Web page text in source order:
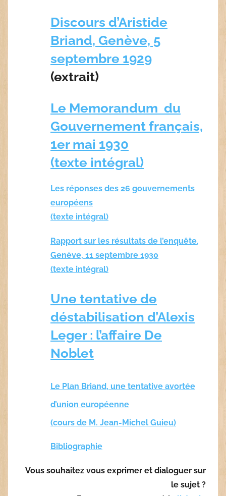
Discours d’Aristide
Briand, Genève, 5
septembre 1929
(extrait)
Le Memorandum du
Gouvernement français,
1er mai 1930
(texte intégral)
Les réponses des 26 gouvernements
européens
(texte intégral)
Rapport sur les résultats de l’enquête,
Genève, 11 septembre 1930
(texte intégral)
Une tentative de
déstabilisation d’Alexis
Leger : l’affaire De
Noblet
Le Plan Briand, une tentative avortée
d’union européenne
(cours de M. Jean-Michel Guieu)
Bibliographie
Vous souhaitez vous exprimer et dialoguer sur
le sujet ?